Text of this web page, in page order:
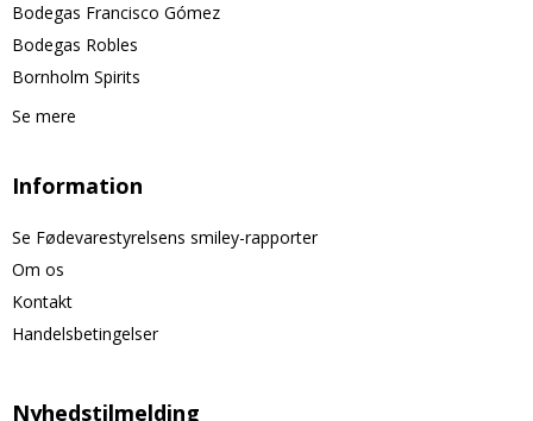
Bodegas Francisco Gómez
Bodegas Robles
Bornholm Spirits
Se mere
Information
Se Fødevarestyrelsens smiley-rapporter
Om os
Kontakt
Handelsbetingelser
Nyhedstilmelding